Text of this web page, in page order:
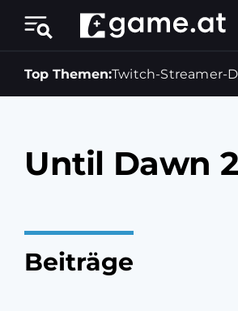
Top Themen:Twitch-Streamer-
Until Dawn 2
Beiträge